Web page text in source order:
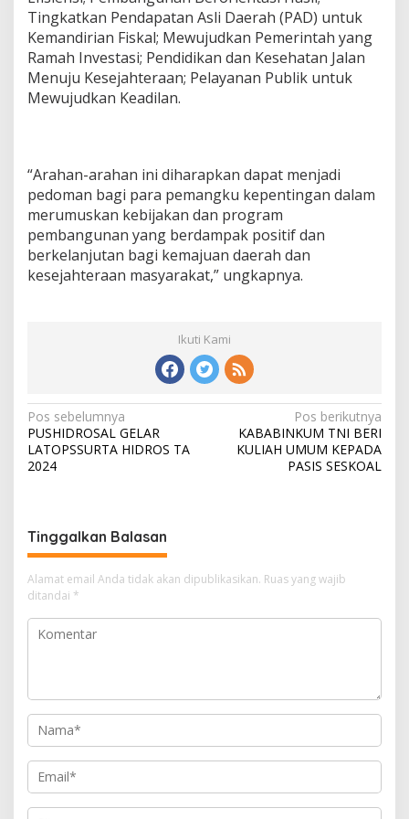
Tingkatkan Pendapatan Asli Daerah (PAD) untuk
Kemandirian Fiskal; Mewujudkan Pemerintah yang
Ramah Investasi; Pendidikan dan Kesehatan Jalan
Menuju Kesejahteraan; Pelayanan Publik untuk
Mewujudkan Keadilan.
“Arahan-arahan ini diharapkan dapat menjadi
pedoman bagi para pemangku kepentingan dalam
merumuskan kebijakan dan program
pembangunan yang berdampak positif dan
berkelanjutan bagi kemajuan daerah dan
kesejahteraan masyarakat,” ungkapnya.
Ikuti Kami
N
a
v
g
a
s
i
p
Pos sebelumnya
PUSHIDROSAL GELAR
LATOPSSURTA HIDROS TA
2024
Pos berikutnya
KABABINKUM TNI BERI
KULIAH UMUM KEPADA
PASIS SESKOAL
Tinggalkan Balasan
Alamat email Anda tidak akan dipublikasikan. Ruas yang wajib
ditandai *